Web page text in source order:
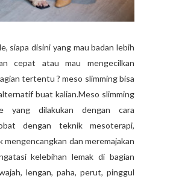
siapa disini yang mau badan lebih
cepat atau mau mengecilkan
tertentu ? meso slimming bisa
buat kalian.Meso slimming
yang dilakukan dengan cara
dengan teknik mesoterapi,
dan meremajakan
kelebihan lemak di bagian
lengan, paha, perut, pinggul